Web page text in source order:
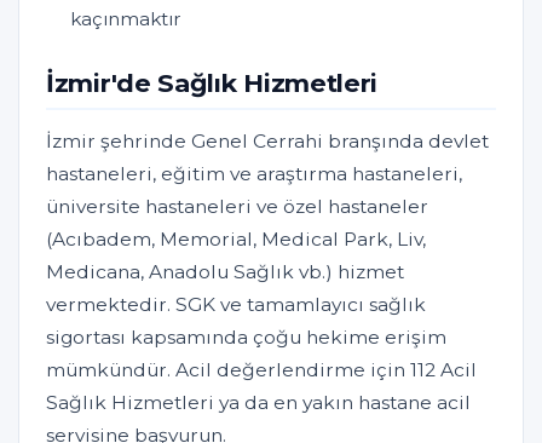
kaçınmaktır
İzmir'de Sağlık Hizmetleri
İzmir şehrinde Genel Cerrahi branşında devlet
hastaneleri, eğitim ve araştırma hastaneleri,
üniversite hastaneleri ve özel hastaneler
(Acıbadem, Memorial, Medical Park, Liv,
Medicana, Anadolu Sağlık vb.) hizmet
vermektedir. SGK ve tamamlayıcı sağlık
sigortası kapsamında çoğu hekime erişim
mümkündür. Acil değerlendirme için 112 Acil
Sağlık Hizmetleri ya da en yakın hastane acil
servisine başvurun.